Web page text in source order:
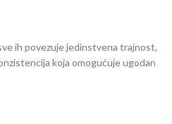
ih povezuje jedinstvena trajnost,
koja omogućuje ugodan